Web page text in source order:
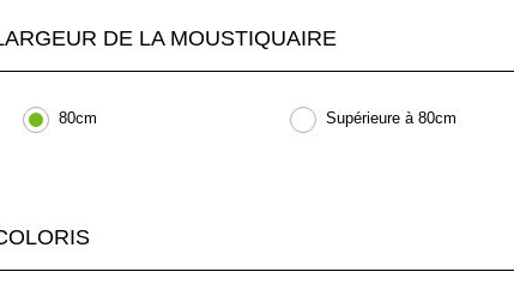
DE LA MOUSTIQUAIRE
80cm Supérieure à 80cm